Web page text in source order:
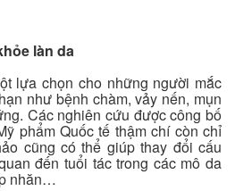
làn da
lựa chọn cho những người mắc
như bệnh chàm, vảy nến, mụn
Các nghiên cứu được công bố
phẩm Quốc tế thậm chí còn chỉ
cũng có thể giúp thay đổi cấu
đến tuổi tác trong các mô da
nhăn…